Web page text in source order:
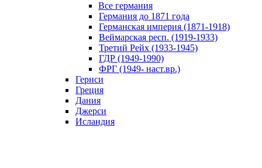
Все германия
Германия до 1871 года
Германская империя (1871-1918)
Веймарская респ. (1919-1933)
Третий Рейх (1933-1945)
ГДР (1949-1990)
ФРГ (1949- наст.вр.)
Гернси
Греция
Дания
Джерси
Исландия